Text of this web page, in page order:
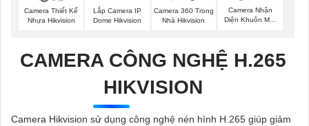
Camera Thiết Kế
Nhựa Hikvision
Lắp Camera IP
Dome Hikvision
Camera 360 Trong
Nhà Hikvision
Camera Nhận
Diện Khuôn Mặt
CAMERA CÔNG NGHỆ H.265
HIKVISION
Camera Hikvision sử dụng công nghệ nén hình H.265 giúp giảm